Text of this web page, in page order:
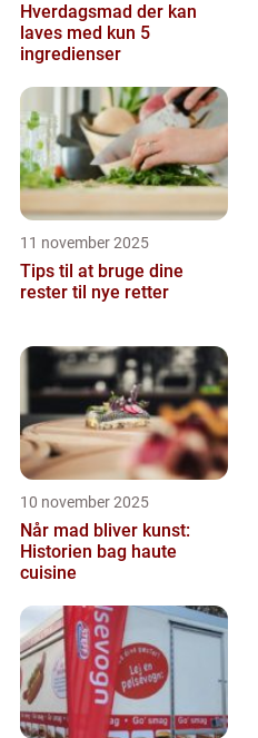
Hverdagsmad der kan
laves med kun 5
ingredienser
11 november 2025
Tips til at bruge dine
rester til nye retter
10 november 2025
Når mad bliver kunst:
Historien bag haute
cuisine